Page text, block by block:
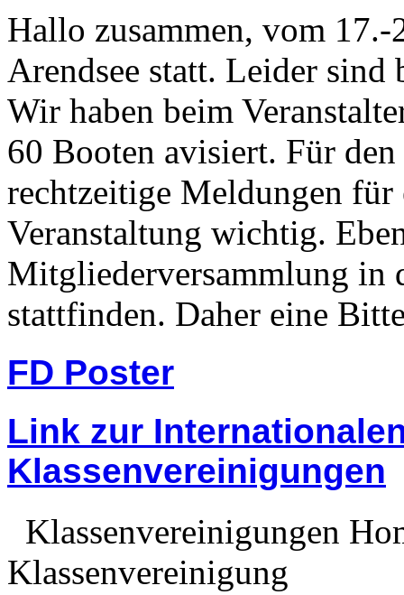
Hallo zusammen, vom
Arendsee statt. Leider sind
Wir haben beim
60 Booten avisiert. Für
rechtzeitige Meldungen für
Veranstaltung wichtig.
Mitgliederversammlung in
stattfinden. Daher eine
FD Poster
Link zur
Klassenvereinigungen
Klassenvereinigungen
Klassenvereinigung